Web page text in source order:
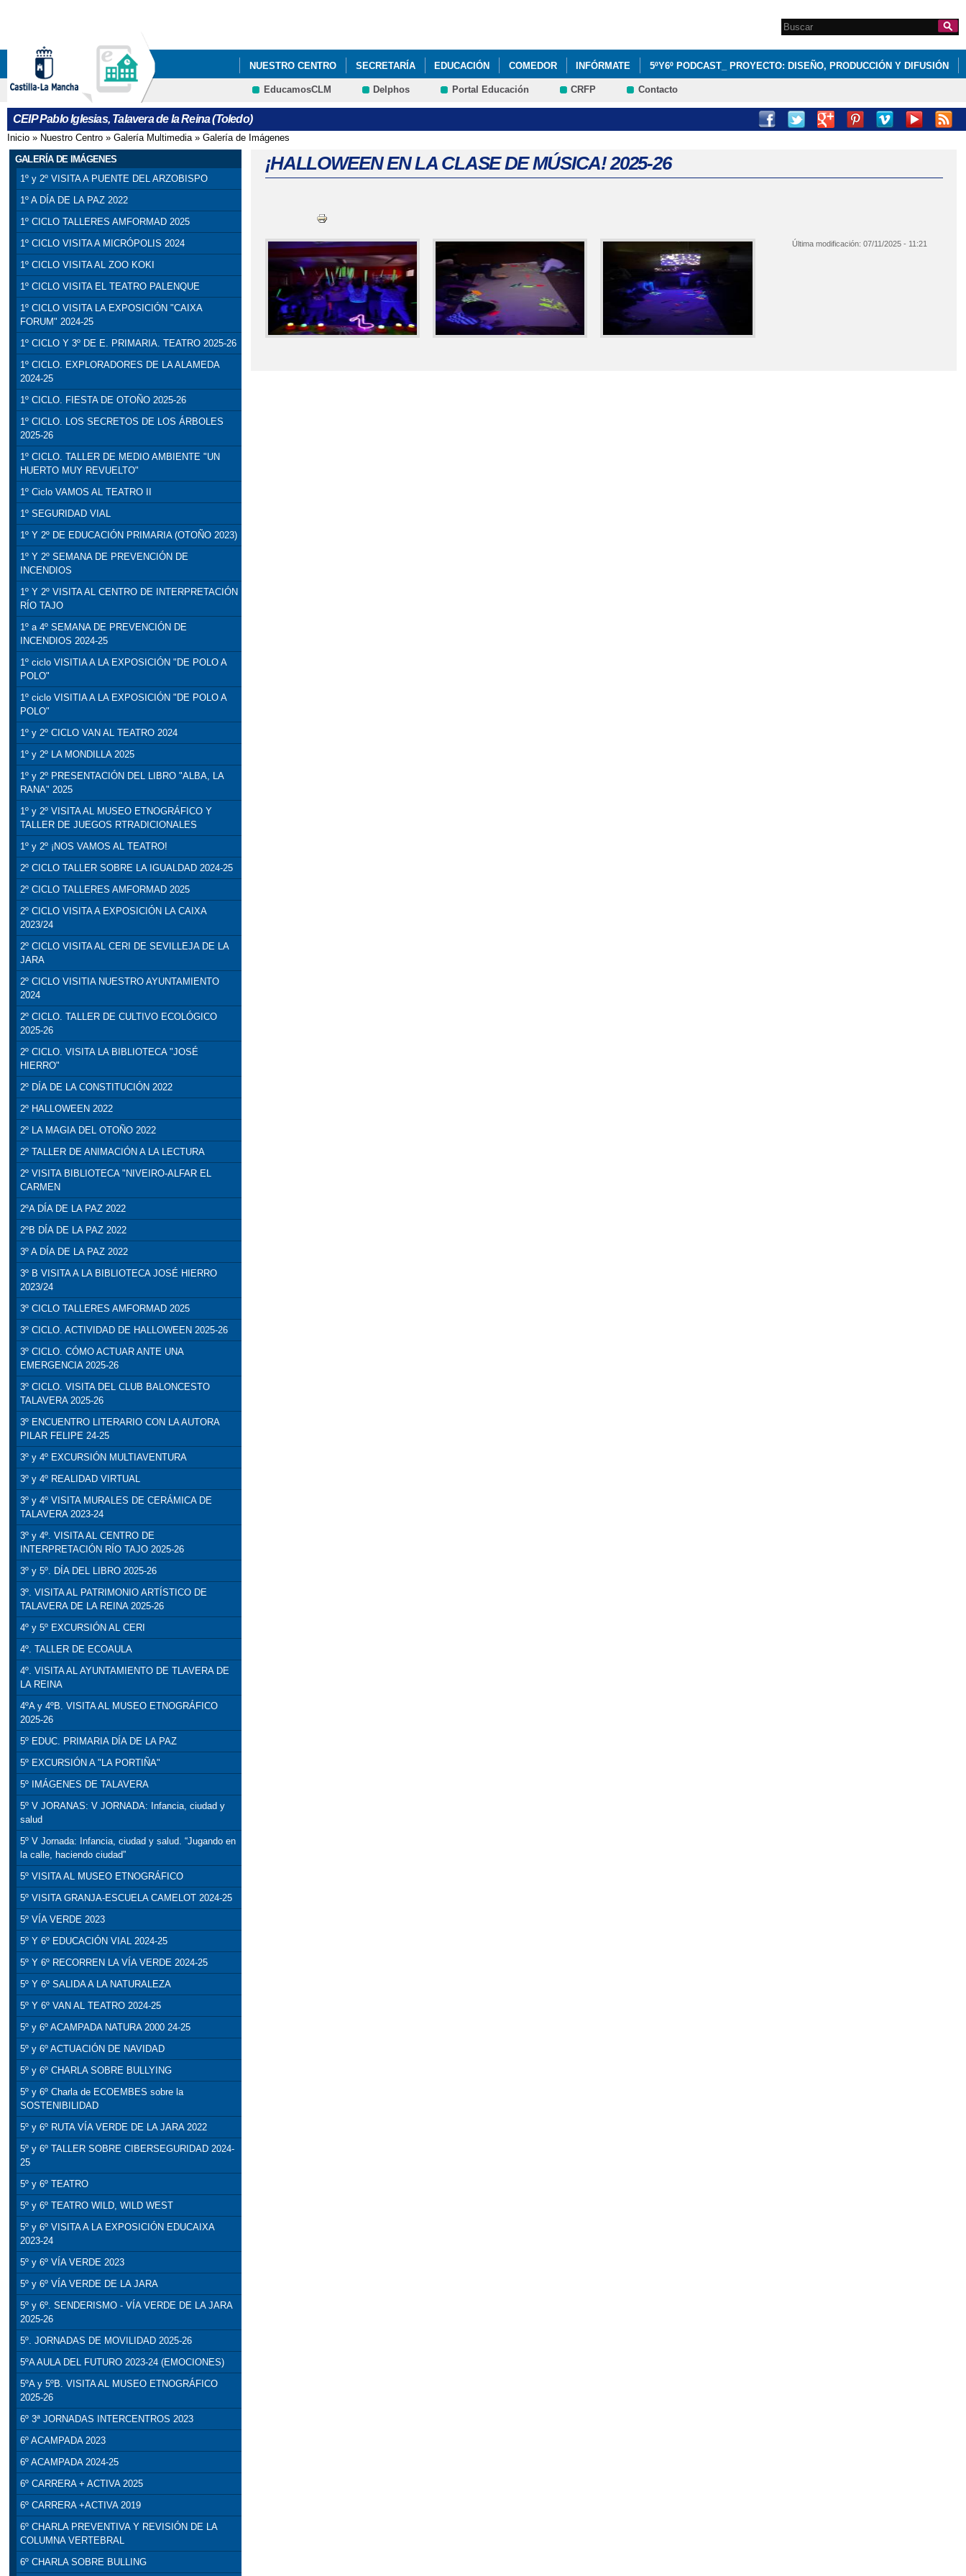
Formulario de
búsqueda
Search this site
NUESTRO CENTRO SECRETARÍA EDUCACIÓN COMEDOR INFÓRMATE 5ºY6º PODCAST_ PROYECTO: DISEÑO, PRODUCCIÓN Y DIFUSIÓN
EducamosCLM Delphos Portal Educación CRFP Contacto
CEIP Pablo Iglesias, Talavera de la Reina (Toledo)
Se encuentra usted aquí
Inicio » Nuestro Centro » Galería Multimedia» Galería de Imágenes
GALERÍA DE IMÁGENES
1º y 2º VISITA A PUENTE DEL ARZOBISPO
1º A DÍA DE LA PAZ 2022
1º CICLO TALLERES AMFORMAD 2025
1º CICLO VISITA A MICRÓPOLIS 2024
1º CICLO VISITA AL ZOO KOKI
1º CICLO VISITA EL TEATRO PALENQUE
1º CICLO VISITA LA EXPOSICIÓN "CAIXA
FORUM" 2024-25
1º CICLO Y 3º DE E. PRIMARIA. TEATRO 2025-26
1º CICLO. EXPLORADORES DE LA ALAMEDA
2024-25
1º CICLO. FIESTA DE OTOÑO 2025-26
1º CICLO. LOS SECRETOS DE LOS ÁRBOLES
2025-26
1º CICLO. TALLER DE MEDIO AMBIENTE "UN
HUERTO MUY REVUELTO"
1º Ciclo VAMOS AL TEATRO II
1º SEGURIDAD VIAL
1º Y 2º DE EDUCACIÓN PRIMARIA (OTOÑO 2023)
1º Y 2º SEMANA DE PREVENCIÓN DE
INCENDIOS
1º Y 2º VISITA AL CENTRO DE INTERPRETACIÓN
RÍO TAJO
1º a 4º SEMANA DE PREVENCIÓN DE
INCENDIOS 2024-25
1º ciclo VISITIA A LA EXPOSICIÓN "DE POLO A
POLO"
1º ciclo VISITIA A LA EXPOSICIÓN "DE POLO A
POLO"
1º y 2º CICLO VAN AL TEATRO 2024
1º y 2º LA MONDILLA 2025
1º y 2º PRESENTACIÓN DEL LIBRO "ALBA, LA
RANA" 2025
1º y 2º VISITA AL MUSEO ETNOGRÁFICO Y
TALLER DE JUEGOS RTRADICIONALES
1º y 2º ¡NOS VAMOS AL TEATRO!
2º CICLO TALLER SOBRE LA IGUALDAD 2024-25
2º CICLO TALLERES AMFORMAD 2025
2º CICLO VISITA A EXPOSICIÓN LA CAIXA
2023/24
2º CICLO VISITA AL CERI DE SEVILLEJA DE LA
JARA
2º CICLO VISITIA NUESTRO AYUNTAMIENTO
2024
2º CICLO. TALLER DE CULTIVO ECOLÓGICO
2025-26
2º CICLO. VISITA LA BIBLIOTECA "JOSÉ
HIERRO"
2º DÍA DE LA CONSTITUCIÓN 2022
2º HALLOWEEN 2022
2º LA MAGIA DEL OTOÑO 2022
2º TALLER DE ANIMACIÓN A LA LECTURA
2º VISITA BIBLIOTECA "NIVEIRO-ALFAR EL
CARMEN
2ºA DÍA DE LA PAZ 2022
2ºB DÍA DE LA PAZ 2022
3º A DÍA DE LA PAZ 2022
3º B VISITA A LA BIBLIOTECA JOSÉ HIERRO
2023/24
3º CICLO TALLERES AMFORMAD 2025
3º CICLO. ACTIVIDAD DE HALLOWEEN 2025-26
3º CICLO. CÓMO ACTUAR ANTE UNA
EMERGENCIA 2025-26
3º CICLO. VISITA DEL CLUB BALONCESTO
TALAVERA 2025-26
3º ENCUENTRO LITERARIO CON LA AUTORA
PILAR FELIPE 24-25
3º y 4º EXCURSIÓN MULTIAVENTURA
3º y 4º REALIDAD VIRTUAL
3º y 4º VISITA MURALES DE CERÁMICA DE
TALAVERA 2023-24
3º y 4º. VISITA AL CENTRO DE
INTERPRETACIÓN RÍO TAJO 2025-26
3º y 5º. DÍA DEL LIBRO 2025-26
3º. VISITA AL PATRIMONIO ARTÍSTICO DE
TALAVERA DE LA REINA 2025-26
4º y 5º EXCURSIÓN AL CERI
4º. TALLER DE ECOAULA
4º. VISITA AL AYUNTAMIENTO DE TLAVERA DE
LA REINA
4ºA y 4ºB. VISITA AL MUSEO ETNOGRÁFICO
2025-26
5º EDUC. PRIMARIA DÍA DE LA PAZ
5º EXCURSIÓN A "LA PORTIÑA"
5º IMÁGENES DE TALAVERA
5º V JORANAS: V JORNADA: Infancia, ciudad y
salud
5º V Jornada: Infancia, ciudad y salud. “Jugando en
la calle, haciendo ciudad”
5º VISITA AL MUSEO ETNOGRÁFICO
5º VISITA GRANJA-ESCUELA CAMELOT 2024-25
5º VÍA VERDE 2023
5º Y 6º EDUCACIÓN VIAL 2024-25
5º Y 6º RECORREN LA VÍA VERDE 2024-25
5º Y 6º SALIDA A LA NATURALEZA
5º Y 6º VAN AL TEATRO 2024-25
5º y 6º ACAMPADA NATURA 2000 24-25
5º y 6º ACTUACIÓN DE NAVIDAD
5º y 6º CHARLA SOBRE BULLYING
5º y 6º Charla de ECOEMBES sobre la
SOSTENIBILIDAD
5º y 6º RUTA VÍA VERDE DE LA JARA 2022
5º y 6º TALLER SOBRE CIBERSEGURIDAD 2024-
25
5º y 6º TEATRO
5º y 6º TEATRO WILD, WILD WEST
5º y 6º VISITA A LA EXPOSICIÓN EDUCAIXA
2023-24
5º y 6º VÍA VERDE 2023
5º y 6º VÍA VERDE DE LA JARA
5º y 6º. SENDERISMO - VÍA VERDE DE LA JARA
2025-26
5º. JORNADAS DE MOVILIDAD 2025-26
5ºA AULA DEL FUTURO 2023-24 (EMOCIONES)
5ºA y 5ºB. VISITA AL MUSEO ETNOGRÁFICO
2025-26
6º 3ª JORNADAS INTERCENTROS 2023
6º ACAMPADA 2023
6º ACAMPADA 2024-25
6º CARRERA + ACTIVA 2025
6º CARRERA +ACTIVA 2019
6º CHARLA PREVENTIVA Y REVISIÓN DE LA
COLUMNA VERTEBRAL
6º CHARLA SOBRE BULLING
¡HALLOWEEN EN LA CLASE DE MÚSICA! 2025-26
Última modificación:07/11/2025 - 11:21